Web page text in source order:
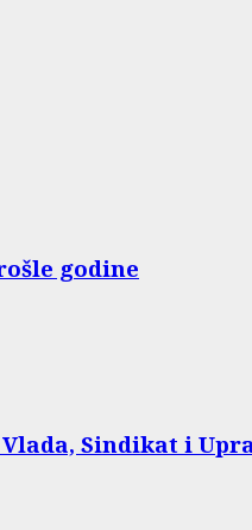
godine
Sindikat i